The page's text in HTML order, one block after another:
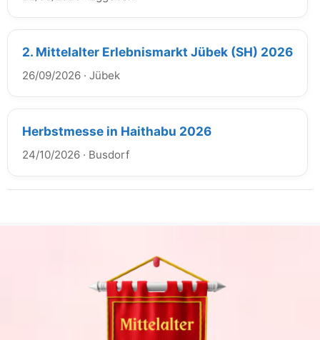
2. Mittelalter Erlebnismarkt Jübek (SH) 2026
26/09/2026 · Jübek
Herbstmesse in Haithabu 2026
24/10/2026 · Busdorf